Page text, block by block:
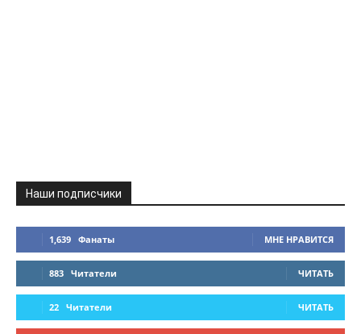
Наши подписчики
1,639 Фанаты МНЕ НРАВИТСЯ
883 Читатели ЧИТАТЬ
22 Читатели ЧИТАТЬ